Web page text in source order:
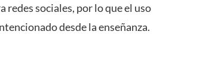
sociales, por lo que el uso
desde la enseñanza.